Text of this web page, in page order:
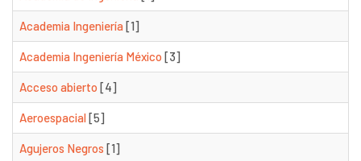
Academia Ingeniería[1]
Academia Ingeniería México [3]
Acceso abierto [4]
Aeroespacial[5]
Agujeros Negros [1]